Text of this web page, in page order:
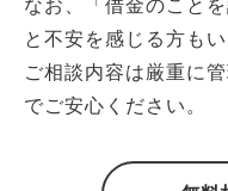
なお、「借金のこと
と不安を感じる方も
ご相談内容は厳重に
でご安心ください。